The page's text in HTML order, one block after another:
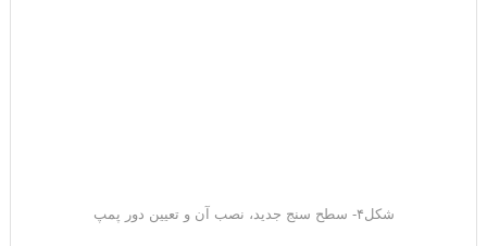
شکل۴- سطح سنج جدید، نصب آن و تعیین دور پمپ